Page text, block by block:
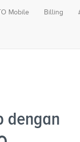
dengan
Mobile Billing